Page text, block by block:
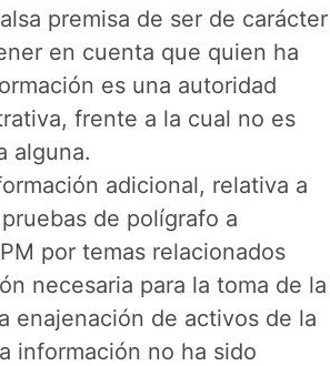
premisa de ser de carácter
en cuenta que quien ha
es una autoridad
frente a la cual no es
alguna.
adicional, relativa a
de polígrafo a
por temas relacionados
necesaria para la toma de la
enajenación de activos de la
información no ha sido